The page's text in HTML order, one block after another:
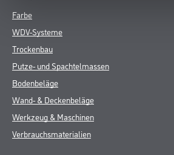
Farbe
WDV-Systeme
Trockenbau
Putze- und Spachtelmassen
Bodenbeläge
Wand- & Deckenbeläge
Werkzeug & Maschinen
Verbrauchsmaterialien